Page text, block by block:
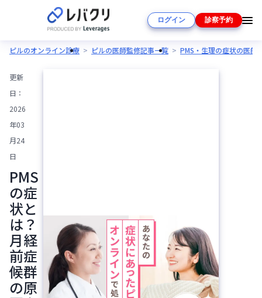
ログイン 診察予約
ピルのオンライン診療 ピルの医師監修記事一覧 PMS・生理の症状の医師
更新
日：
2026
年03
月24
日
PMS
の症
状と
は？
月経
前症
候群
の原